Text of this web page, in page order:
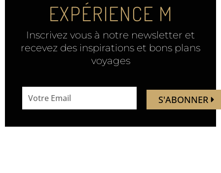
EXPÉRIENCE M
Inscrivez vous à notre newsletter et
recevez des inspirations et bons plans
voyages
address
S'ABONNER